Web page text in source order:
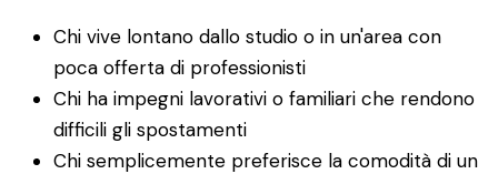
Chi vive lontano dallo studio o in un'area con
poca offerta di professionisti
Chi ha impegni lavorativi o familiari che rendono
difficili gli spostamenti
Chi semplicemente preferisce la comodità di un